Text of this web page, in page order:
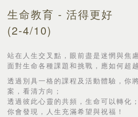
生命教育 - 活得更好
(2-4/10)
站在人生交叉點，眼前盡是迷惘與焦
面對生命各種課題和挑戰，應如何超
透過別具一格的課程及活動體驗，你
案，看清方向；
透過彼此心靈的共頻，生命可以轉化；
你會發現，人生充滿希望與祝福！